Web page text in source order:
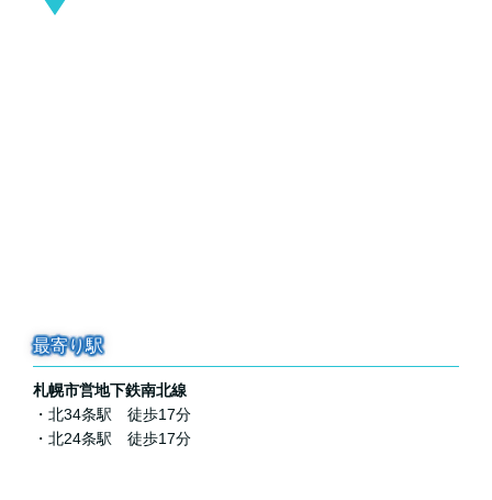
最寄り駅
札幌市営地下鉄南北線
・北34条駅 徒歩17分
・北24条駅 徒歩17分